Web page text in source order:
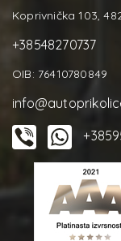
Koprivnička 103,
+38548270737
OIB: 76410780849